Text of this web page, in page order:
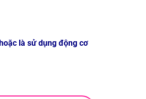
hoặc là sử dụng động cơ